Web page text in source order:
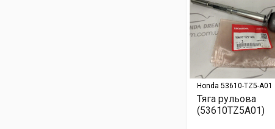
Honda 53610-TZ5-A01
Тяга рульова
(53610TZ5A01)